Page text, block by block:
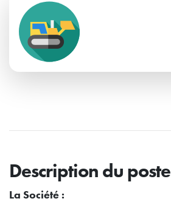
Description du poste
La Société :